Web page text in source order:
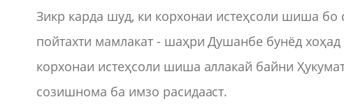
Зикр карда шуд, ки корхонаи истеҳсоли шиша
пойтахти мамлакат - шаҳри Душанбе бунёд
корхонаи истеҳсоли шиша аллакай байни
созишнома ба имзо расидааст.